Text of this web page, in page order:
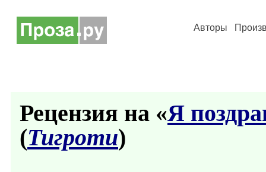
Авторы
Рецензия на «Я
(Тигроти)